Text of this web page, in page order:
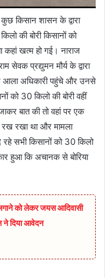
किसान शासन के द्वारा
की बोरी किसानों को
कहां खत्म हो गई। नाराज
प्रद्युमन मौर्य के द्वारा
आला अधिकारी पहुंचे और उनसे
को 30 किलो की बोरी वहीं
बात की तो वहां पर एक
रखा था और मामला
सभी किसानों को 30 किलो
हुआ कि अचानक से बोरिया
लगाने को लेकर जयस आदिवासी
ने दिया आवेदन